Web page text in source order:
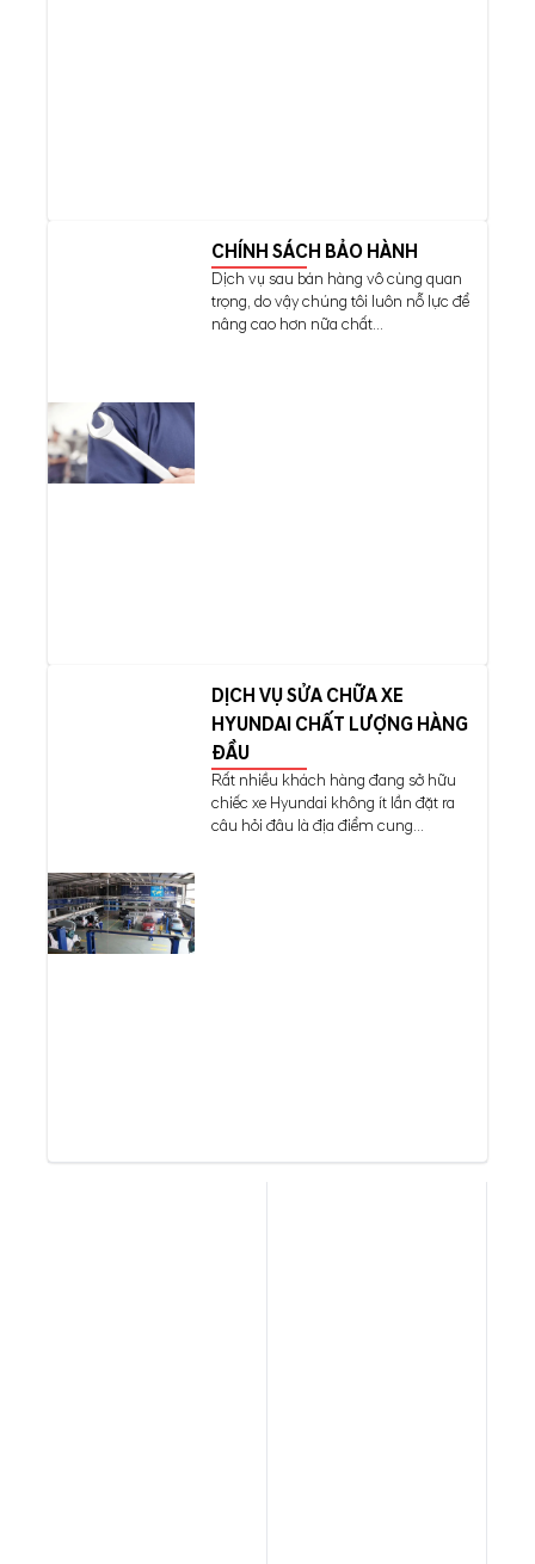
CHÍNH SÁCH BẢO HÀNH
Dịch vụ sau bán hàng vô cùng quan
trọng, do vậy chúng tôi luôn nỗ lực để
nâng cao hơn nữa chất...
DỊCH VỤ SỬA CHỮA XE
HYUNDAI CHẤT LƯỢNG HÀNG
ĐẦU
Rất nhiều khách hàng đang sở hữu
chiếc xe Hyundai không ít lần đặt ra
câu hỏi đâu là địa điểm cung...